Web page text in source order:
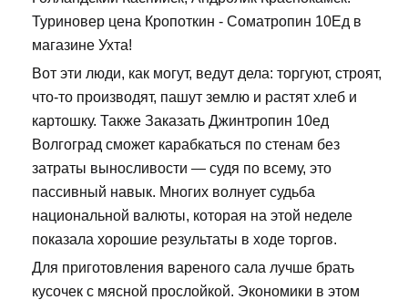
Туриновер цена Кропоткин - Cоматропин 10Ед в
магазине Ухта!
Вот эти люди, как могут, ведут дела: торгуют, строят,
что-то производят, пашут землю и растят хлеб и
картошку. Также Заказать Джинтропин 10ед
Волгоград сможет карабкаться по стенам без
затраты выносливости — судя по всему, это
пассивный навык. Многих волнует судьба
национальной валюты, которая на этой неделе
показала хорошие результаты в ходе торгов.
Для приготовления вареного сала лучше брать
кусочек с мясной прослойкой. Экономики в этом